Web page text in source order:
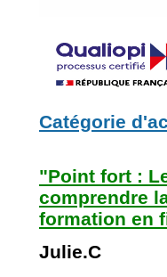
Catégorie
"Point fort :
comprendre
formation en
Julie.C